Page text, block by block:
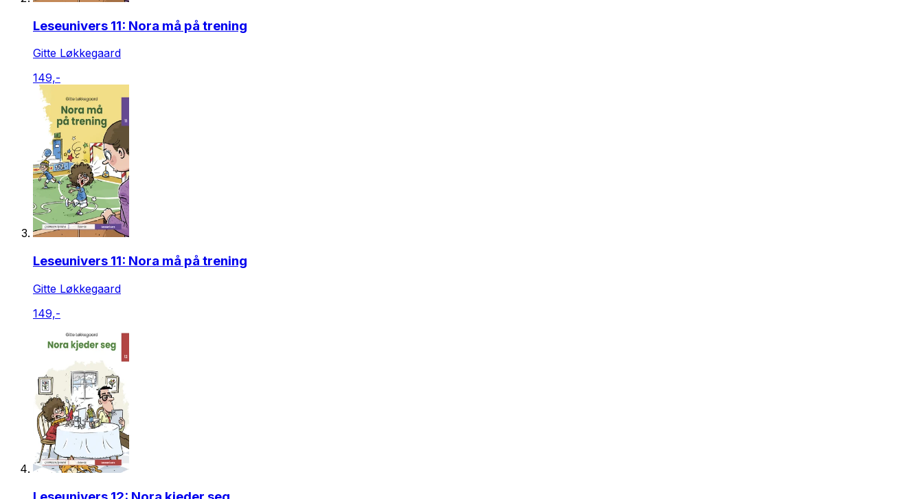
Leseunivers 11: Nora må på trening
Gitte Løkkegaard
149,-
Leseunivers 11: Nora må på trening
Gitte Løkkegaard
149,-